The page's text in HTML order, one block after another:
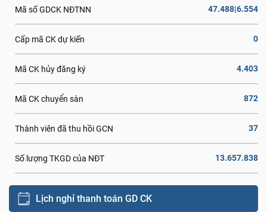
Mã số GDCK NĐTNN 47.488|6.554
Cấp mã CK dự kiến 0
Mã CK hủy đăng ký 4.403
Mã CK chuyển sàn 872
Thành viên đã thu hồi GCN 37
Số lượng TKGD của NĐT 13.657.838
Lịch nghỉ thanh toán GD CK